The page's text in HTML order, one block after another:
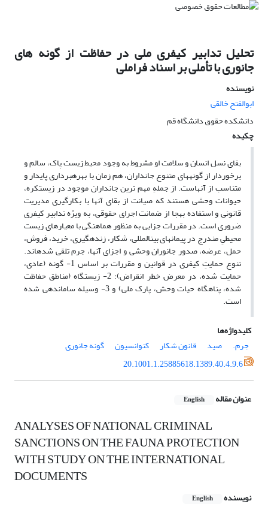
تحلیل تدابیر کیفری ملی در حفاظت از گونه های
جانوری با تأملی بر اسناد فراملی
نویسنده
ابوالفتح خالقی
دانشکده حقوق دانشگاه قم
چکیده
بقای نسل انسان و سلامت او مشروط به وجود محیط زیست پاک، سالم و
برخوردار از گونههای متنوع جانداران، هم زمان با بهرهبرداری پایدار و
متناسب از آنهاست. از جملهِ مهم ترین جانداران موجود در زیستکره،
حیوانات وحشی هستند که صیانت از بقای آنها با بکارگیری مدیریت
قانونی و استفاده بهجا از ضمانت اجرای حقوقی، به ویژه تدابیر کیفری
ضروری است. در مقررات جزایی به منظور هماهنگی با معیارهای زیست
محیطیِ مندرج در پیمانهای بینالمللی، شکار، زندهگیری، خرید، فروش،
حمل، عرضه، صدور جانوران وحشی و اجزای آنها، جرم تلقی شدهاند.
تنوع حمایتِ کیفری در قوانین و مقررات بر اساس 1- گونه (عادی،
حمایت شده، در معرض خطر انقراض)؛ 2- زیستگاه (مناطق حفاظت
شده، پناهگاه حیات وحش، پارک ملی) و 3- وسیله ساماندهی شده
است.
کلیدواژه‌ها
جرم.
صید قانون شکار کنوانسیون
گونه جانوری
20.1001.1.25885618.1389.40.4.9.6
عنوان مقاله English
ANALYSES OF NATIONAL CRIMINAL
SANCTIONS ON THE FAUNA PROTECTION
WITH STUDY ON THE INTERNATIONAL
DOCUMENTS
نویسنده English